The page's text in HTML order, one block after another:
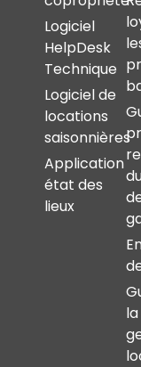
Logiciel
HelpDesk
Technique
Logiciel de
locations
saisonnières
Application
état des
lieux
la